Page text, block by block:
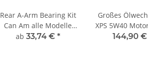
Rear A-Arm Bearing Kit
Can Am alle Modelle
hintere
ab 33,74 € *
Großes
XPS 5W40
Getriebeöl+
144,90